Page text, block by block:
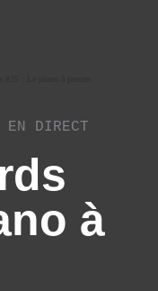
EN DIRECT
à